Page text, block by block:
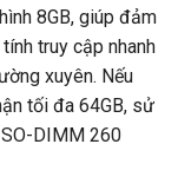
8GB, giúp đảm
truy cập nhanh
xuyên. Nếu
tối đa 64GB, sử
DIMM 260